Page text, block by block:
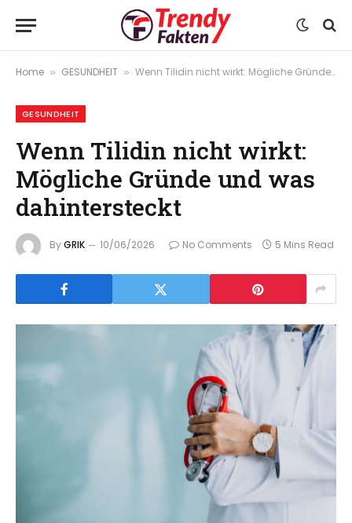
Home » GESUNDHEIT » Wenn Tilidin nicht wirkt: Mögliche Gründe und was dahintersteckt
GESUNDHEIT
Wenn Tilidin nicht wirkt:
Mögliche Gründe und was
dahintersteckt
ByGRIK 10/06/2026 No Comments 5 Mins Read